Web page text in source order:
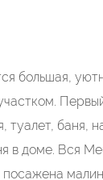
туалет, баня,
в доме. Вся